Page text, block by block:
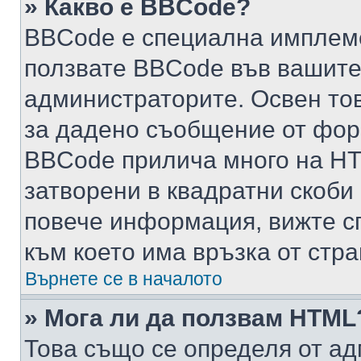
» Какво е BBCode?
BBCode е специална
ползвате BBCode във
администраторите. Освен
за дадено съобщение от
BBCode прилича много на
затворени в квадратни
повече информация, вижте
към което има връзка от
Върнете се в началото
» Мога ли да ползвам
Това също се определя от